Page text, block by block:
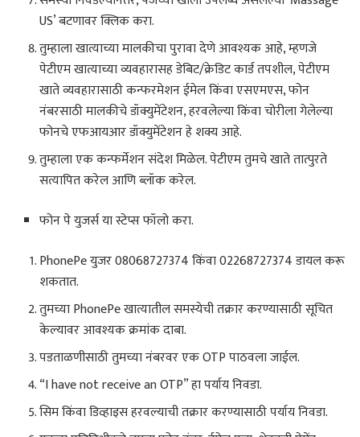
US’ बटणावर क्लिक करा.
तुम्हाला खात्याच्या मालकीचा पुरावा देणे आवश्यक आहे, म्हणजे
पेटीएम खात्याच्या व्यवहारासह डेबिट/क्रेडिट कार्ड तपशील, पेटीएम
खाते व्यवहारासाठी कन्फरमेशन ईमेल किंवा एसएमएस, फोन
नंबरसाठी मालकीचे डॉक्युमेंटेशन, हरवलेल्या किंवा चोरीला गेलेल्या
फोनचे एफआयआर डॉक्युमेंटेशन हे शक्य आहे.
तुम्हाला एक कन्फर्मेशन संदेश मिळेल. पेटीएम तुमचे खाते तात्पुरते
सत्यापित करेल आणि ब्लॉक करेल.
फोन पे युजर्स या स्टेप्स फॉलो करा.
PhonePe युजर 08068727374 किंवा 02268727374 डायल करू
शकतात.
तुमच्या PhonePe खात्यातील समस्येची तक्रार करण्यासाठी सूचित
केल्यावर आवश्यक क्रमांक दाबा.
पडताळणीसाठी तुमच्या नंबरवर एक OTP पाठवला जाईल.
“I have not receive an OTP” हा पर्याय निवडा.
सिम किंवा डिव्हाइस हरवल्याची तक्रार करण्यासाठी पर्याय निवडा.